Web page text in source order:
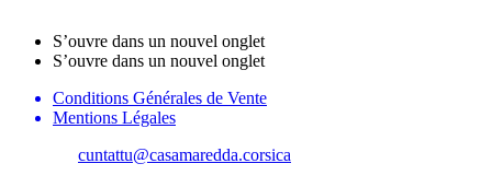
S’ouvre dans un nouvel onglet
S’ouvre dans un nouvel onglet
Conditions Générales de Vente
Mentions Légales
cuntattu@casamaredda.corsica